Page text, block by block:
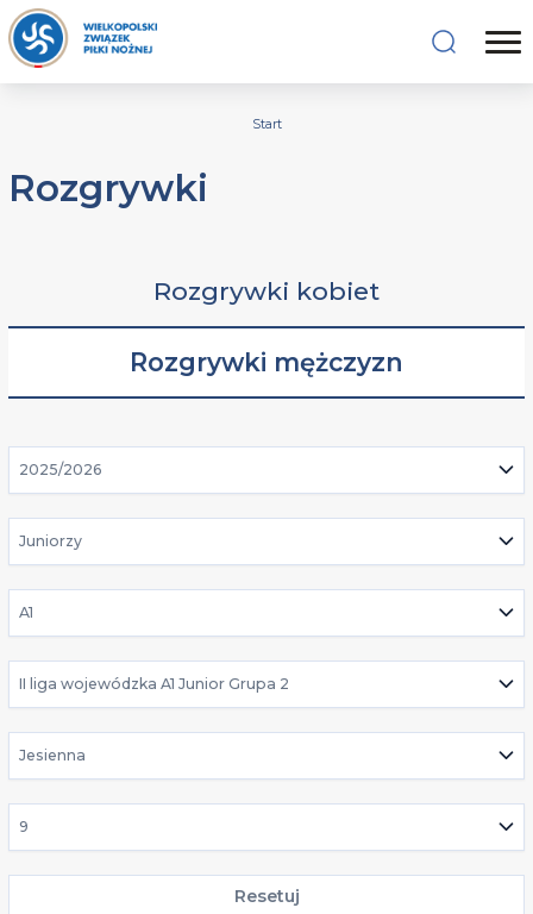
Start
Rozgrywki
Rozgrywki kobiet
Rozgrywki mężczyzn
2025/2026
Juniorzy
A1
II liga wojewódzka A1 Junior Grupa 2
Jesienna
9
Resetuj